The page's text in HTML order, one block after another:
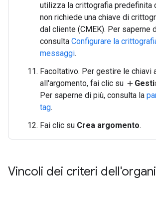
utilizza la crittografia predefinita
non richiede una chiave di
dal cliente (CMEK). Per saperne
consulta Configurare la
messaggi.
Facoltativo. Per gestire le chiavi
all'argomento, fai clic su add
Per saperne di più, consulta la
tag.
Fai clic su Crea argomento.
Vincoli dei criteri